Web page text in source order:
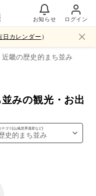
お知らせ ログイン
日カレンダー ）
近畿の歴史的まち並み
みの観光・お出
テゴリ(山,城,世界遺産など)
史的まち並み